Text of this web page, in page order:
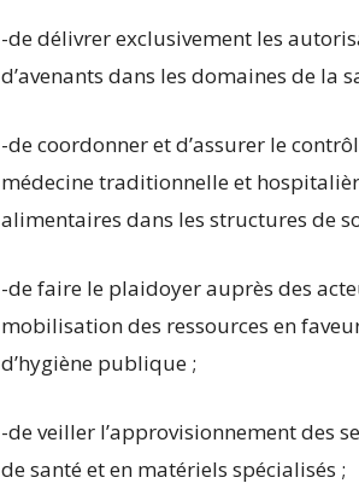
-de délivrer exclusivement les
d’avenants dans les domaines de la
-de coordonner et d’assurer le
médecine traditionnelle et
alimentaires dans les structures de
-de faire le plaidoyer auprès des
mobilisation des ressources en
d’hygiène publique ;
-de veiller l’approvisionnement des
de santé et en matériels spécialisés ;